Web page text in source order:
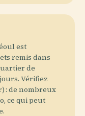
est
remis dans
de
Vérifiez
: de nombreux
ce qui peut